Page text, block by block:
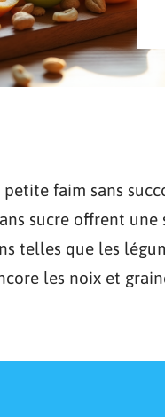
faim sans
sucre offrent
telles que les
les noix et